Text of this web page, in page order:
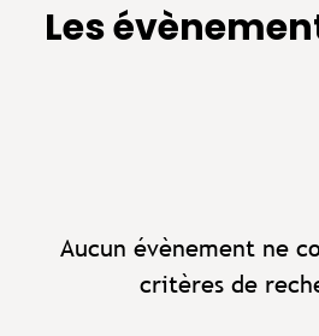
Les
Aucun évènement ne
critères de